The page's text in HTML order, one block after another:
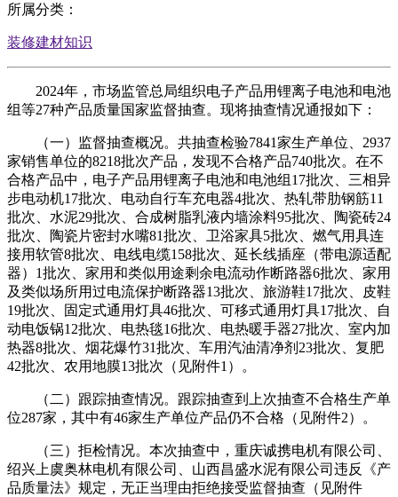
所属分类：
装修建材知识
2024年，市场监管总局组织电子产品用锂离子电池和电池
组等27种产品质量国家监督抽查。现将抽查情况通报如下：
（一）监督抽查概况。共抽查检验7841家生产单位、2937
家销售单位的8218批次产品，发现不合格产品740批次。在不
合格产品中，电子产品用锂离子电池和电池组17批次、三相异
步电动机17批次、电动自行车充电器4批次、热轧带肋钢筋11
批次、水泥29批次、合成树脂乳液内墙涂料95批次、陶瓷砖24
批次、陶瓷片密封水嘴81批次、卫浴家具5批次、燃气用具连
接用软管8批次、电线电缆158批次、延长线插座（带电源适配
器）1批次、家用和类似用途剩余电流动作断路器6批次、家用
及类似场所用过电流保护断路器13批次、旅游鞋17批次、皮鞋
19批次、固定式通用灯具46批次、可移式通用灯具17批次、自
动电饭锅12批次、电热毯16批次、电热暖手器27批次、室内加
热器8批次、烟花爆竹31批次、车用汽油清净剂23批次、复肥
42批次、农用地膜13批次（见附件1）。
（二）跟踪抽查情况。跟踪抽查到上次抽查不合格生产单
位287家，其中有46家生产单位产品仍不合格（见附件2）。
（三）拒检情况。本次抽查中，重庆诚携电机有限公司、
绍兴上虞奥林电机有限公司、山西昌盛水泥有限公司违反《产
品质量法》规定，无正当理由拒绝接受监督抽查（见附件